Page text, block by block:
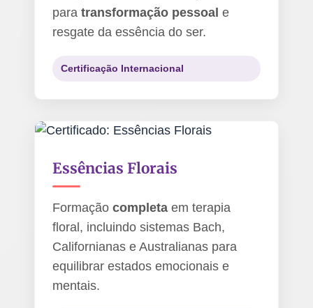
para transformação pessoal e
resgate da essência do ser.
Certificação Internacional
Essências Florais
Formação completa em terapia
floral, incluindo sistemas Bach,
Californianas e Australianas para
equilibrar estados emocionais e
mentais.